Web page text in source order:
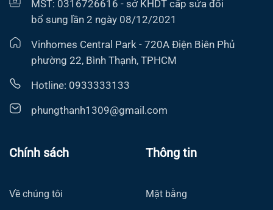
MST: 0316726616 - sở KHDT cấp sửa đổi
bổ sung lần 2 ngày 08/12/2021
Vinhomes Central Park - 720A Điện Biên Phủ
phường 22, Bình Thạnh, TPHCM
Hotline: 0933333133
phungthanh1309@gmail.com
Chính sách
Về chúng tôi
Thông tin
Mặt bằng